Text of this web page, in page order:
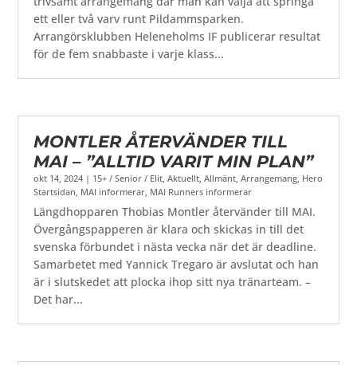
ett eller två varv runt Pildammsparken.
Arrangörsklubben Heleneholms IF publicerar resultat
för de fem snabbaste i varje klass...
MONTLER ÅTERVÄNDER TILL
MAI – ”ALLTID VARIT MIN PLAN”
okt 14, 2024 | 15+ / Senior / Elit,Aktuellt,Allmänt,Arrangemang, Hero
Startsidan, MAI informerar, MAI Runners informerar
Längdhopparen Thobias Montler återvänder till MAI.
Övergångspapperen är klara och skickas in till det
svenska förbundet i nästa vecka när det är deadline.
Samarbetet med Yannick Tregaro är avslutat och han
är i slutskedet att plocka ihop sitt nya tränarteam. –
Det har...